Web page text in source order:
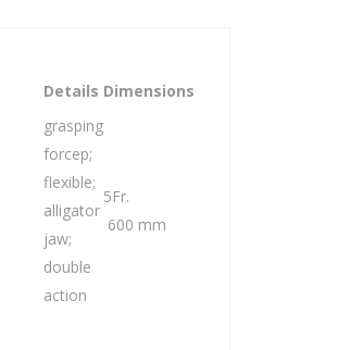
Details Dimensions
grasping
forcep;
flexible;
alligator
jaw;
double
action
5Fr.
600 mm